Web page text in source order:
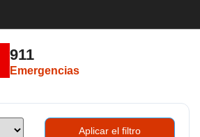
911
Emergencias
Aplicar el filtro